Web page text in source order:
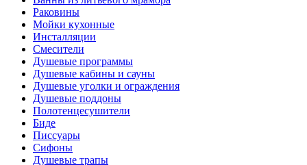
Раковины
Мойки кухонные
Инсталляции
Смесители
Душевые программы
Душевые кабины и сауны
Душевые уголки и ограждения
Душевые поддоны
Полотенцесушители
Биде
Писсуары
Сифоны
Душевые трапы